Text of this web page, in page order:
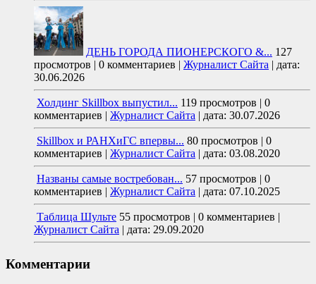
ДЕНЬ ГОРОДА ПИОНЕРСКОГО &... 127
просмотров
0 комментариев Журналист Сайта
дата:
30.06.2026
Холдинг Skillbox выпустил... 119 просмотров
0
комментариев
Журналист Сайта дата: 30.07.2026
Skillbox и РАНХиГС впервы... 80 просмотров
0
комментариев
Журналист Сайта дата: 03.08.2020
Названы самые востребован... 57 просмотров
0
комментариев
Журналист Сайта дата: 07.10.2025
Таблица Шульте 55 просмотров 0 комментариев
Журналист Сайта
дата: 29.09.2020
Комментарии